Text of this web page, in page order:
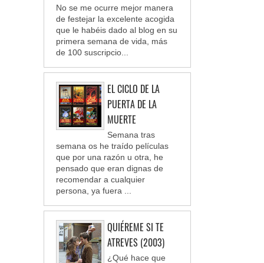
No se me ocurre mejor manera
de festejar la excelente acogida
que le habéis dado al blog en su
primera semana de vida, más
de 100 suscripcio...
EL CICLO DE LA
PUERTA DE LA
MUERTE
Semana tras
semana os he traído películas
que por una razón u otra, he
pensado que eran dignas de
recomendar a cualquier
persona, ya fuera ...
QUIÉREME SI TE
ATREVES (2003)
¿Qué hace que